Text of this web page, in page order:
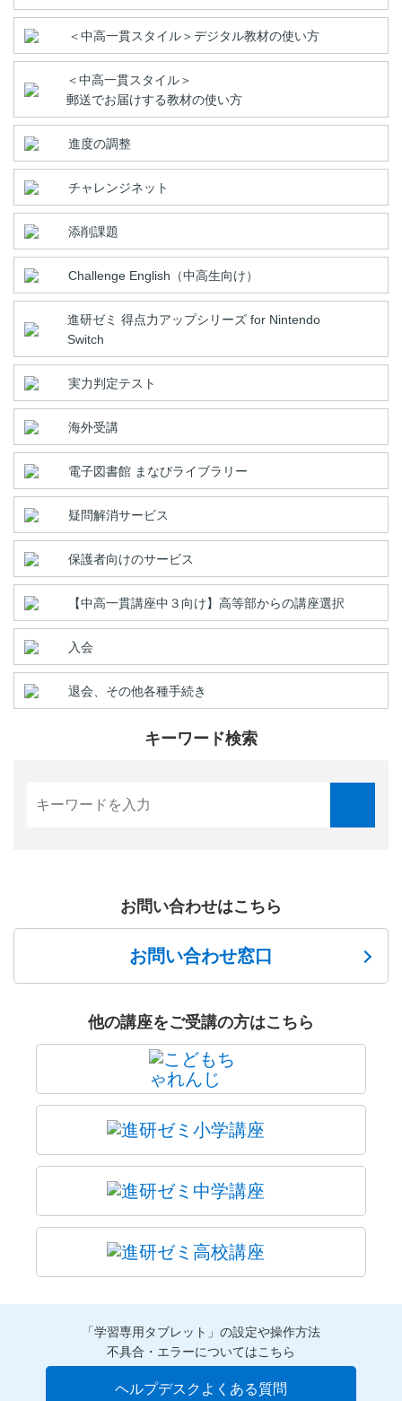
＜中高一貫スタイル＞デジタル教材の使い方
＜中高一貫スタイル＞
郵送でお届けする教材の使い方
進度の調整
チャレンジネット
添削課題
Challenge English（中高生向け）
進研ゼミ 得点力アップシリーズ for Nintendo
Switch
実力判定テスト
海外受講
電子図書館 まなびライブラリー
疑問解消サービス
保護者向けのサービス
【中高一貫講座中３向け】高等部からの講座選択
入会
退会、その他各種手続き
キーワード検索
お問い合わせはこちら
お問い合わせ窓口
他の講座をご受講の方はこちら
「学習専用タブレット」の設定や操作方法
不具合・エラーについてはこちら
ヘルプデスクよくある質問